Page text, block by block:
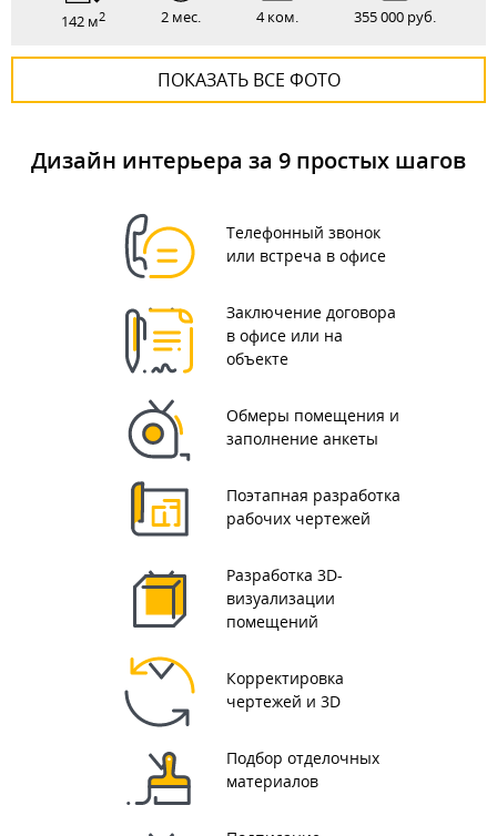
142 м2 2 мес. 4 ком. 355 000 руб.
ПОКАЗАТЬ ВСЕ ФОТО
Дизайн интерьера за 9 простых шагов
Телефонный звонок
или встреча в офисе
Заключение договора
в офисе или на
объекте
Обмеры помещения и
заполнение анкеты
Поэтапная разработка
рабочих чертежей
Разработка 3D-
визуализации
помещений
Корректировка
чертежей и 3D
Подбор отделочных
материалов